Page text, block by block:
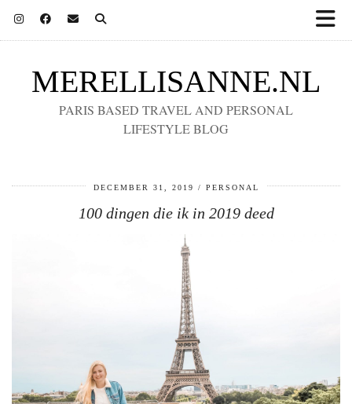
MERELLISANNE.NL
PARIS BASED TRAVEL AND PERSONAL
LIFESTYLE BLOG
DECEMBER 31, 2019 PERSONAL
100 dingen die ik in 2019 deed